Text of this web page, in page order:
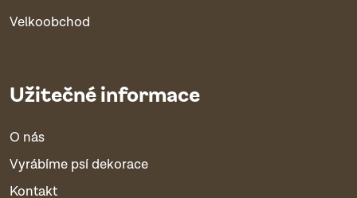
Velkoobchod
Užitečné informace
O nás
Vyrábíme psí dekorace
Kontakt